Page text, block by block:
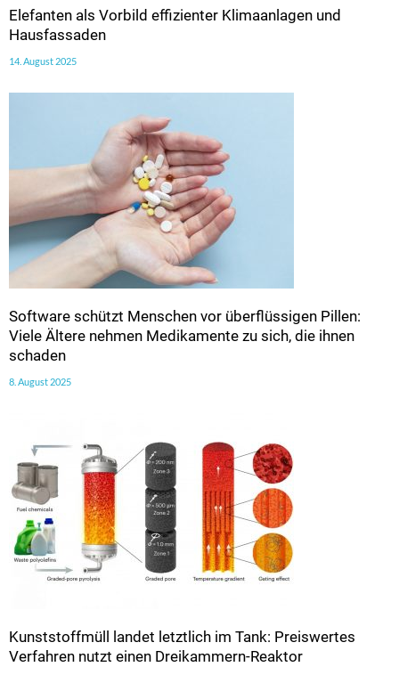
Elefanten als Vorbild effizienter Klimaanlagen und
Hausfassaden
14. August 2025
Software schützt Menschen vor überflüssigen Pillen:
Viele Ältere nehmen Medikamente zu sich, die ihnen
schaden
8. August 2025
Kunststoffmüll landet letztlich im Tank: Preiswertes
Verfahren nutzt einen Dreikammern-Reaktor